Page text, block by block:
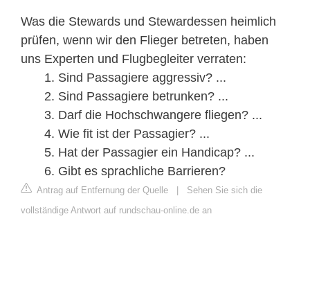
Was die Stewards und Stewardessen heimlich
prüfen, wenn wir den Flieger betreten, haben
uns Experten und Flugbegleiter verraten:
Sind Passagiere aggressiv? ...
Sind Passagiere betrunken? ...
Darf die Hochschwangere fliegen? ...
Wie fit ist der Passagier? ...
Hat der Passagier ein Handicap? ...
Gibt es sprachliche Barrieren?
Antrag auf Entfernung der Quelle | Sehen Sie sich die
vollständige Antwort auf rundschau-online.de an